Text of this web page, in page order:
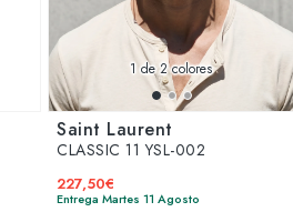
1de 2 colores
Saint Laurent
CLASSIC 11 YSL-002
227,50€
Entrega Martes 11 Agosto